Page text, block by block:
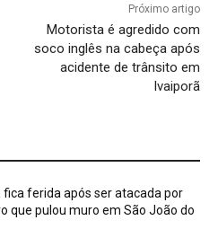
Próximo artigo
Motorista é agredido com
soco inglês na cabeça após
acidente de trânsito em
Ivaiporã
fica ferida após ser atacada por
que pulou muro em São João do